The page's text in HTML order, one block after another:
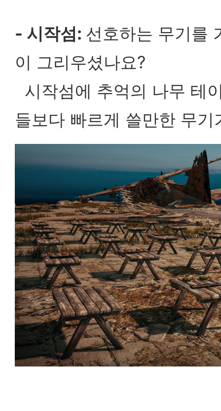
- 시작섬: 선호하는 무기를
이 그리우셨나요?
시작섬에 추억의 나무 테
들보다 빠르게 쓸만한 무